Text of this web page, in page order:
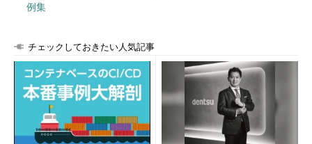
例集
チェックしておきたい人気記事